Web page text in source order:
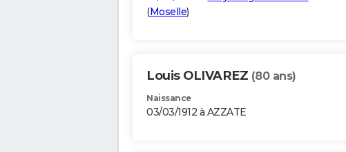
(Moselle)
Louis OLIVAREZ (80 ans)
Naissance
03/03/1912 à AZZATE